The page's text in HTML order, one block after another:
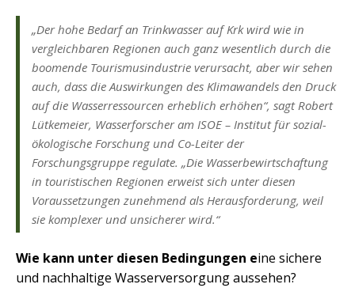
„Der hohe Bedarf an Trinkwasser auf Krk wird wie in
vergleichbaren Regionen auch ganz wesentlich durch die
boomende Tourismusindustrie verursacht, aber wir sehen
auch, dass die Auswirkungen des Klimawandels den Druck
auf die Wasserressourcen erheblich erhöhen“, sagt Robert
Lütkemeier, Wasserforscher am ISOE – Institut für sozial-
ökologische Forschung und Co-Leiter der
Forschungsgruppe regulate. „Die Wasserbewirtschaftung
in touristischen Regionen erweist sich unter diesen
Voraussetzungen zunehmend als Herausforderung, weil
sie komplexer und unsicherer wird.“
Wie kann unter diesen Bedingungen eine sichere
und nachhaltige Wasserversorgung aussehen?